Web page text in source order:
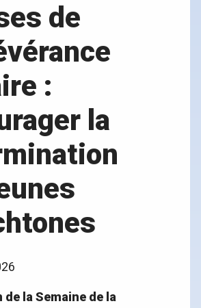
de
:
la
de la Semaine de la